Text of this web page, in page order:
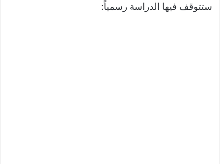
ستتوقف فيها الدراسة رسمياً: